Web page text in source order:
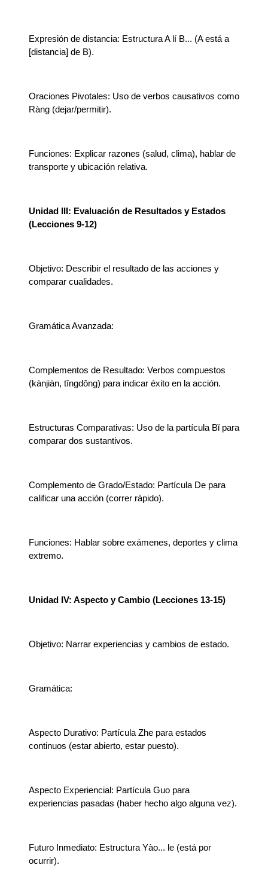
Expresión de distancia: Estructura A lí B... (A está a
[distancia] de B).
Oraciones Pivotales: Uso de verbos causativos como
Ràng (dejar/permitir).
Funciones: Explicar razones (salud, clima), hablar de
transporte y ubicación relativa.
Unidad III: Evaluación de Resultados y Estados
(Lecciones 9-12)
Objetivo: Describir el resultado de las acciones y
comparar cualidades.
Gramática Avanzada:
Complementos de Resultado: Verbos compuestos
(kànjiàn, tīngdǒng) para indicar éxito en la acción.
Estructuras Comparativas: Uso de la partícula Bǐ para
comparar dos sustantivos.
Complemento de Grado/Estado: Partícula De para
calificar una acción (correr rápido).
Funciones: Hablar sobre exámenes, deportes y clima
extremo.
Unidad IV: Aspecto y Cambio (Lecciones 13-15)
Objetivo: Narrar experiencias y cambios de estado.
Gramática:
Aspecto Durativo: Partícula Zhe para estados
continuos (estar abierto, estar puesto).
Aspecto Experiencial: Partícula Guo para
experiencias pasadas (haber hecho algo alguna vez).
Futuro Inmediato: Estructura Yào... le (está por
ocurrir).